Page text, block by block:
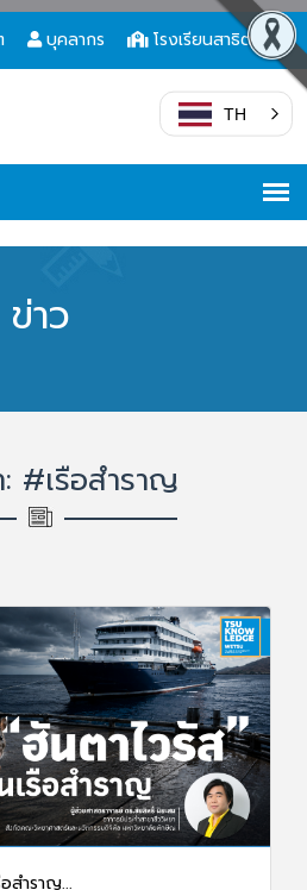
บุคลากร โรงเรียนสาธิต
TH
ข่าว
#เรือสำราญ
สำราญ...